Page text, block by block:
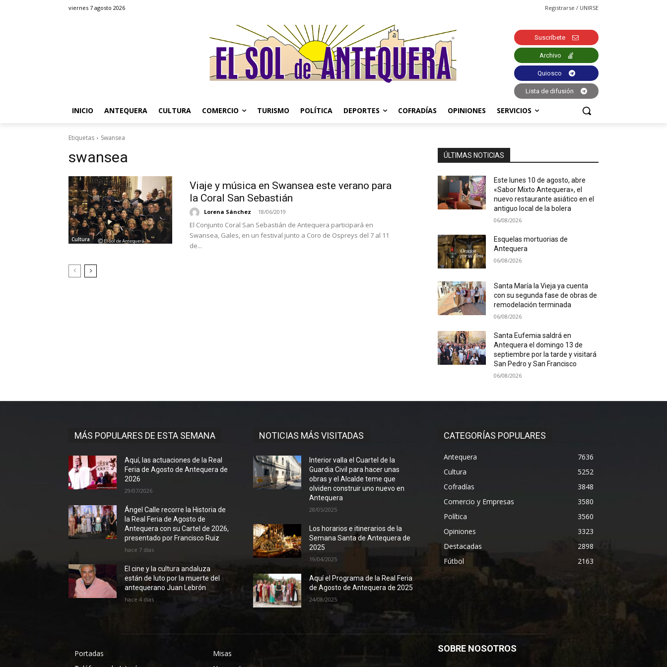
viernes 7 agosto 2026 Registrarse / UNIRSE
Suscríbete
Archivo
Quiosco
Lista de difusión
INICIO ANTEQUERA CULTURA COMERCIO TURISMO POLÍTICA DEPORTES COFRADÍAS OPINIONES SERVICIOS
Etiquetas Swansea
swansea
Cultura
Viaje y música en Swansea este verano para
la Coral San Sebastián
Lorena Sánchez - 18/06/2019
El Conjunto Coral San Sebastián de Antequera participará en
Swansea, Gales, en un festival junto a Coro de Ospreys del 7 al 11
de...
ÚLTIMAS NOTICIAS
Este lunes 10 de agosto, abre
«Sabor Mixto Antequera», el
nuevo restaurante asiático en el
antiguo local de la bolera
06/08/2026
Esquelas mortuorias de
Antequera
06/08/2026
Santa María la Vieja ya cuenta
con su segunda fase de obras de
remodelación terminada
06/08/2026
Santa Eufemia saldrá en
Antequera el domingo 13 de
septiembre por la tarde y visitará
San Pedro y San Francisco
06/08/2026
MÁS POPULARES DE ESTA SEMANA
Aquí, las actuaciones de la Real
Feria de Agosto de Antequera de
2026
29/07/2026
Ángel Calle recorre la Historia de
la Real Feria de Agosto de
Antequera con su Cartel de 2026,
presentado por Francisco Ruiz
hace 7 días
El cine y la cultura andaluza
están de luto por la muerte del
antequerano Juan Lebrón
hace 4 días
NOTICIAS MÁS VISITADAS
Interior valla el Cuartel de la
Guardia Civil para hacer unas
obras y el Alcalde teme que
olviden construir uno nuevo en
Antequera
28/05/2025
Los horarios e itinerarios de la
Semana Santa de Antequera de
2025
19/04/2025
Aquí el Programa de la Real Feria
de Agosto de Antequera de 2025
24/08/2025
CATEGORÍAS POPULARES
Antequera
7636
Cultura
5252
Cofradías
3848
Comercio y Empresas
3580
Política
3560
Opiniones
3323
Destacadas
2898
Fútbol
2163
Portadas
Misas
SOBRE NOSOTROS